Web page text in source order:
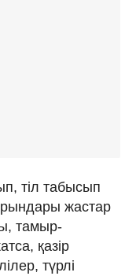
тіл табысып
жастар
тамыр-
қазір
түрлі